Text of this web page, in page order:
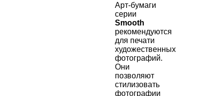
Арт-бумаги
серии
Smooth
рекомендуются
для печати
художественных
фотографий.
Они
позволяют
стилизовать
фотографии